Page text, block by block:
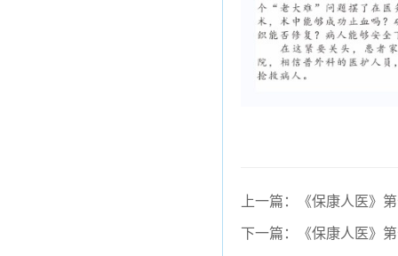
上一篇：《保康人医》
下一篇：《保康人医》